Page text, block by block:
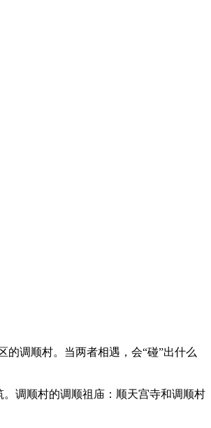
调顺村。当两者相遇，会“碰”出什么
调顺村的调顺祖庙：顺天宫寺和调顺村